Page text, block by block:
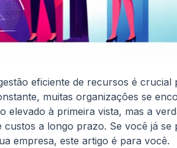
eficiente de recursos é
muitas organizações se
elevado à primeira vista, mas a
custos a longo prazo. Se você já
empresa, este artigo é para você.